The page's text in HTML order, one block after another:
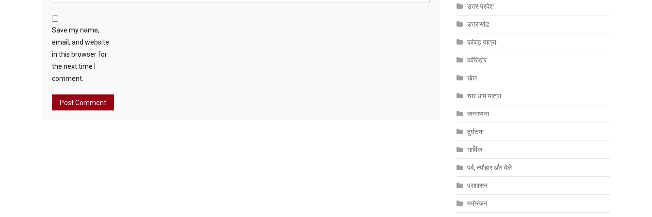
Save my name,
email, and website
in this browser for
the next time I
comment.
उत्तर प्रदेश
उत्तराखंड
कांवड़ यात्रा
कॉरिडोर
खेल
चार धाम यात्रा
जनगणना
दुर्घटना
धार्मिक
पर्व, त्यौहार और मेले
प्रशासन
मनोरंजन